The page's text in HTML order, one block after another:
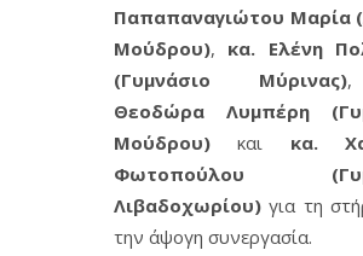
Παπαπαναγιώτου Μαρία
Μούδρου), κα. Ελένη
(Γυμνάσιο Μύρινας)
Θεοδώρα Λυμπέρη
Μούδρου) και κα.
Φωτοπούλου
Λιβαδοχωρίου) για τη
την άψογη συνεργασία.